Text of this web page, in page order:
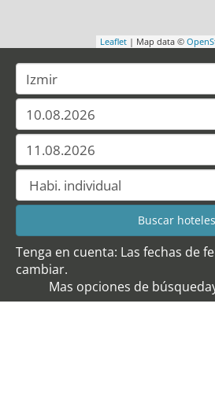
Leaflet | Map data ©
Tenga en cuenta: Las fechas de
cambiar.
Mas opciones de